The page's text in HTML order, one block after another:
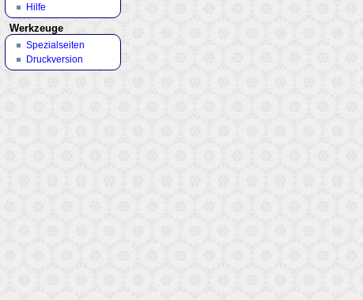
Hilfe
Werkzeuge
Spezialseiten
Druckversion